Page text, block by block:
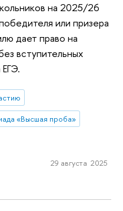
на 2025/26
или призера
дает право на
вступительных
«Высшая проба»
29 августа 2025